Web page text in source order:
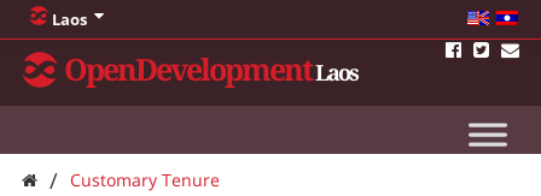
Laos
OpenDevelopmentLaos
/ Customary Tenure